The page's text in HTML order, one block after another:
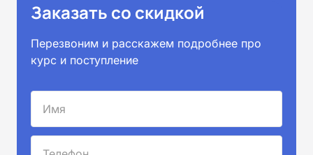
Заказать со скидкой
Перезвоним и расскажем подробнее про
курс и поступление